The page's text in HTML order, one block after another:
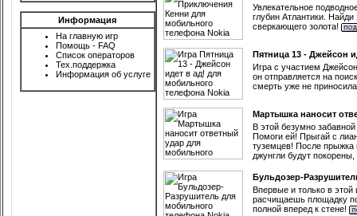
Информация
На главную игр
Помощь - FAQ
Список операторов
Тех.поддержка
Информация об услуге
Увлекательное
глубин Атлантики.
сверкающего золота!
Пятница 13 - Джейсон
Игра с участием
он отправляется на
смерть уже не
Мартышка наносит
В этой безумно
Помоги ей! Прыгай с
туземцев! После
джунгли будут
Бульдозер-
Впервые и только в этой
расчищаешь площадку
полной вперед к стене!